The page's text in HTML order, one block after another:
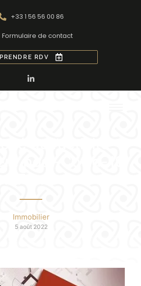
+33 1 56 56 00 86
Formulaire de contact
PRENDRE RDV
Immobilier
5 août 2022